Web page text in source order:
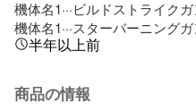
機体名1···ビルドストライク
機体名1···スターバーニング
半年以上前
商品の情報